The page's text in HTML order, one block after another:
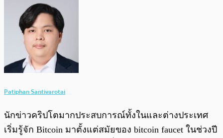
Patiphan Santivarotai
นักข่าวคริปโตมากประสบการณ์ทั้งในและต่างประเทศ
เริ่มรู้จัก Bitcoin มาตั้งแต่สมัยของ bitcoin faucet ในช่วงปี